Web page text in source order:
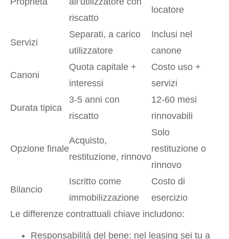
riscatto
locatore
Servizi
Separati, a carico
utilizzatore
Inclusi nel
canone
Canoni
Quota capitale +
interessi
Costo uso +
servizi
Durata tipica
3-5 anni con
riscatto
12-60 mesi
rinnovabili
Opzione finale
Acquisto,
restituzione, rinnovo
Solo
restituzione o
rinnovo
Bilancio
Iscritto come
immobilizzazione
Costo di
esercizio
Le differenze contrattuali chiave includono:
Responsabilità del bene: nel leasing sei tu a